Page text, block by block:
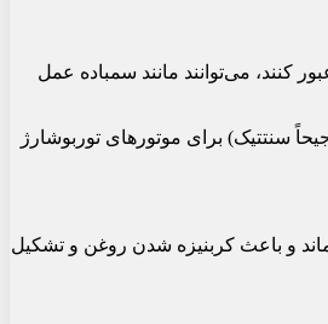
کنند، می‌توانند مانند سمباده عمل
سنتتیک) برای موتورهای توربوشارژ
و باعث کربنیزه شدن روغن و تشکیل